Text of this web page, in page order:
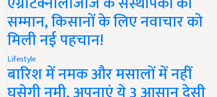
सम्मान, किसानों के लिए नवाचार को
मिली नई पहचान!
Lifestyle
बारिश में नमक और मसालों में नहीं